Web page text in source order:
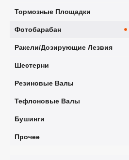
Тормозные Площадки
Фотобарабан
Ракели/Дозирующие Лезвия
Шестерни
Резиновые Валы
Тефлоновые Валы
Бушинги
Прочее